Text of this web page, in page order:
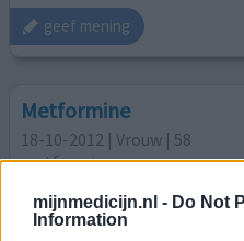
mijnmedicijn.nl - Do Not
Information
geef mening
Metformine
18-10-2012 | Vrouw | 58
metformine
Effectiviteit